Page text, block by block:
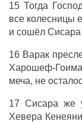
15 Тогда
все колесницы
и сошёл
16 Варак
Харошеф-
меча, не
17 Сисара же
Хевера